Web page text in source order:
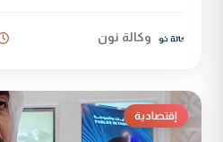
وكالة نون
إقتصادية